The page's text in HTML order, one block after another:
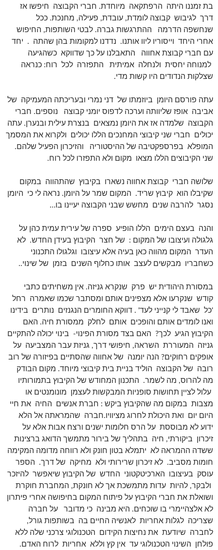
בת זמננו היתה הרפתקאה מיוחדת. חברי הקבוצה חיפשו אז
דרך לגיבוש קבוצה לומדת, עובדת, פעילה, מחנכת. ככל
שנחשפה הדרמה ההתרגשות גברה. לבטי השותפות, החיפוש
אחרי היחד וייסוריו ליוו אותנו. נדדנו למקומות בהן שהתה . יחד
עם חברי קבוצת אחווה התאבלנו על כך שדווקא כשהגיעה
למנוחה יחסית ולנחלה אמיתית התפזרה לכל רוח: כנראה
שצלקות הנדודים היו קשות מדי.
עתה פורסם היומן ביוזמתו של דני נמרי ובעריכתה המעמיקה של
אביבה אופז שליוותה וערכה לדפוס יומני קבוצה נוספים. חברי
הקבוצה שלמדה אז את היומן נמצאים בנצרת עילית ובנערן. עתה
יכולים חברי שני קיבוצי המחנכים הללו יכולים ולקרוא את המסמך
המופלא בפרספקטיבה של ההיסטוריה והזיכרון הפעיל שלהם.
שני הקיבוצים הללו מצאו מקום ולא התפזרו לכל רוח.
שלושה חברי קבוצת אחווה נשארו בקיבוץ שהתהווה במקום
שקיבלו הוא קיבוץ שריד. המקום שמר על היומן. נראה לי כי היומן
נסגר להרבה שנים מחשש שבני הקבוצה יעיינו בו…
והנה בעצם הימים הללו הופיע ספרה של עירית עמית כהן על
גלגולה ועיצובו של המקום : של חצר הקיבוץ בעידן החדש. לא
העדר המקום מהווה כאן בעיה אלא עיצובו וגלגולו התכנוני
כשחבריו מבקשים לעצב אותו כחלוף השנים בזמן של שינוי..
במסורת היהודית יש פרק שנקרא גניזה. אין משחיתים כתבי
קודש שנקרעו אלא מצפינים אותם ומסתבר שכמו שאמרה רחל
'כל שאבד לי קנייני לעד' . דווקא החומרים הנגנזים נותרים בידינו
ואנו לומדים אותם והופכים אותם לחלק ממסורת חיה. האם
הקיבוץ הגיע לכך? האם בצד מסורת הפינוי- בינוי יכולה להתקיים
גניזה המעוררת השראה, חיפושי דרך, גניזת עבר המצביעה על
אופקים רחוקים? הנה יומנה של אחווה שהסתיים בפיזורה של רוב
רובה של הקבוצה הוליד בניית בית קיבוצי מיוחד. מקום הבודק
מה להרוס, מה לשמר. התכנון המחודש של הקיבוץ בתמורותיו
עלול לציין תחושות סופניות המבקשות לעצמן מונומנטים או
מצבות במקום מה שהקיבוץ ביקש : חברת אנשים החיה את חיי
היום יום ואת היכולת לחרוג מציוויו.חברה שהמראתה אל הלא
ידוע לא מבוססת על הרס חלומות ישנים ורצח אבות אלא על
זיכרון ביקורתי, חיה בתהליך של בירור מתמשך הדואג ברצינות
ששדה ההמראה לא יתמלא בטון חונק ולא רווחה מדומה המקימה
חומות מסביב. לא זיכרון שרירותי ולא מחיקה של דרך. הספר
עוסק בעיצובו הארכיטקטוני החדש של הקיבוץ שיאפשר להיזכר
ולבקר, להיות עדות מתמשכת אך לא חונקת, המחברת חוקרת
ושואלת את חברי הקיבוץ על פיתוח המקום בחיפושה אחרי פיתרון
לא אלצהיימרי בו שוכחים. היא מבינה כי מדובר על חברה
שצריכה לגלות אחריות לאנשיה החיים בה בשותפות גורל,
לחברה שיודעת את נחיצות הקידום הטכנולוגי צרכני שלה ללא
פולחן השינוי הטכנולוגי עד אין קץ וללא אחריות לרוח האדם.